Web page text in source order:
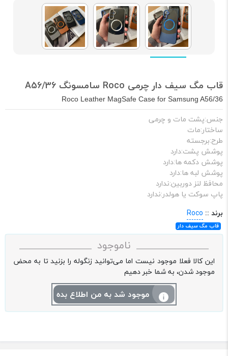
قاب مگ سیف دار چرمی Roco سامسونگ A56/36
Roco Leather MagSafe Case for Samsung A56/36
جنس:پشت مات و چرمی
ساختار:مات
طرح:برجسته
پوشش پشت:دارد
پوشش دکمه ها:دارد
پوشش لبه ها:دارد
محافظ لنز دوربین:ندارد
پاپ سوکت یا هولدر:ندارد
برند :: Roco
قاب مگ سیف دار
ناموجود
این کالا فعلا موجود نیست اما می‌توانید زنگوله را بزنید تا به محض
موجود شدن، به شما خبر دهیم
موجود شد به من اطلاع بده